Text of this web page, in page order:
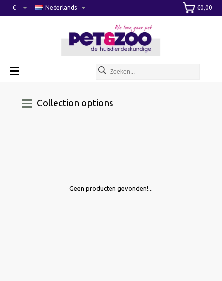
€0,00
Nederlands
€
Collection options
Geen producten gevonden!...